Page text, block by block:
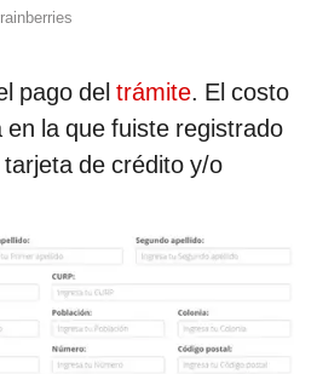
pago del trámite. El costo
la que fuiste registrado
de crédito y/o